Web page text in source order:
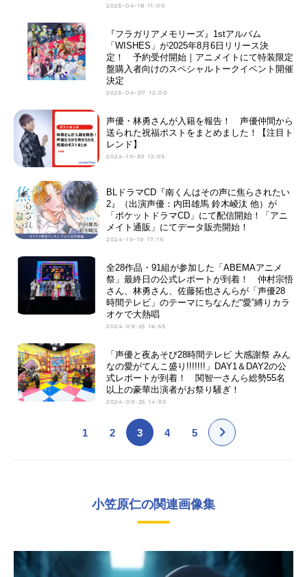
2025-04-18 11:00
『フラガリアメモリーズ』1stアルバム
「WISHES」が2025年8月6日リリース決
定！ 予約受付開始｜アニメイトにて特装限定
盤購入者向けのスペシャルトークイベント開催
決定
2025-04-07 12:00
声優・林勇さんが入籍を報告！ 声優仲間から
送られた祝福ポストをまとめました！【注目ト
レンド】
2024-10-30 12:05
BLドラマCD『南くんはその声に焦らされたい
2』（出演声優：内田雄馬 鈴木崚汰 他）が
「ポケットドラマCD」にて配信開始！「アニ
メイト通販」にてデータ販売開始！
2024-10-10 17:15
全28作品・91組が参加した「ABEMAアニメ
祭」最終日の公式レポートが到着！ 仲村宗悟
さん、林勇さん、佐藤拓也さんらが「声優28
時間テレビ」のテーマにちなんだ“愛”縛りカラ
オケで大熱唱
2024-09-25 16:55
「声優と夜あそび28時間テレビ 大感謝祭 みん
なの愛がてんこ盛り!!!!!!!」DAY1＆DAY2の公
式レポートが到着！ 関智一さんら総勢55名
以上の豪華出演者がお祭り騒ぎ！
2024-09-25 14:30
1 2 3 4 5
小笠原仁の関連画像集